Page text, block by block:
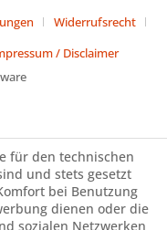
Widerrufsrecht
/ Disclaimer
für den technischen
und stets gesetzt
bei Benutzung
dienen oder die
sozialen Netzwerken